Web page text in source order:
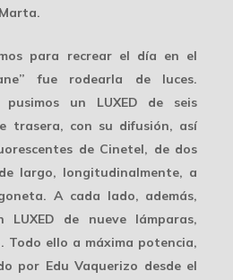
para recrear el día en el
fue rodearla de luces.
un LUXED de seis
trasera, con su difusión, así
de Cinetel, de dos
largo, longitudinalmente, a
A cada lado, además,
LUXED de nueve lámparas,
Todo ello a máxima potencia,
por Edu Vaquerizo desde el